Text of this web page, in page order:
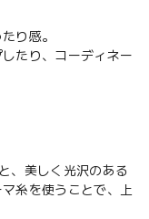
り感。
たり、コーディネー
、美しく光沢のある
糸を使うことで、上